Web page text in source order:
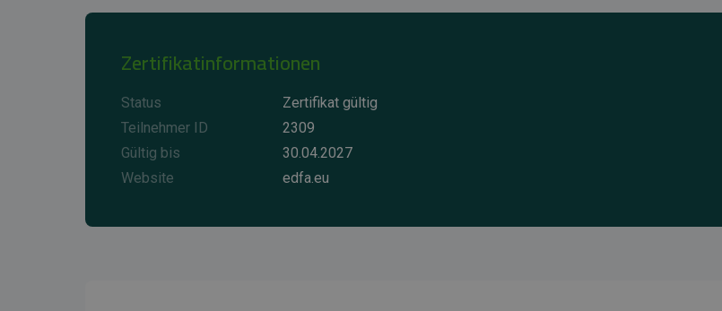
Zertifikatinformationen
Status
Zertifikat gültig
Teilnehmer ID
2309
Gültig bis
30.04.2027
Website
edfa.eu